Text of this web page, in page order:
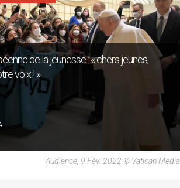
de la jeunesse : « chers jeunes,
voix ! »
Audience, 9 Fév. 2022 © Vatican Media